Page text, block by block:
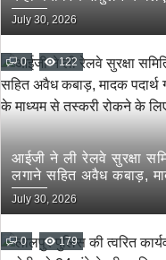
July 30, 2026
0 122
आईजी ने ली रेलवे सुरक्षा
लगाने सहित अवैध कबाड़,
इत्यादि की रेलवे के माध्यम
के दिये गये निर्देश
July 30, 2026
0 179